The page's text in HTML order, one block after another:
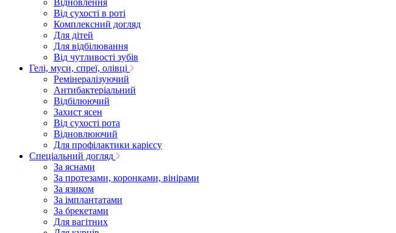
Відновлення
Від сухості в роті
Комплексний догляд
Для дітей
Для відбілювання
Від чутливості зубів
Гелі, муси, спреї, олівці
Ремінералізуючий
Антибактеріальний
Відбілюючий
Захист ясен
Від сухості рота
Відновлюючий
Для профілактики карієсу
Спеціальний догляд
За яснами
За протезами, коронками, вінірами
За язиком
За імплантатами
За брекетами
Для вагітних